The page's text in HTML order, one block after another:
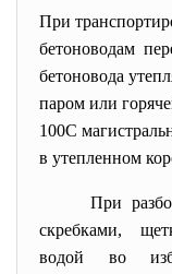
При
бетоноводам
бетоновода
паром или
100С
в утепленном
При
скребками,
водой во